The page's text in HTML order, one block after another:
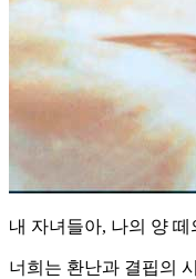
내 자녀들아, 나의 양 떼
너희는 환난과 결핍의